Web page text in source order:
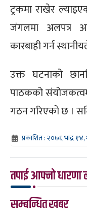
ट्रकमा राखेर
जंगलमा अलपत्र
कारबाही गर्न
उक्त घटनाको
पाठकको
गठन गरिएको छ ।
प्रकाशित : २०७६ भाद्र
तपाई आफ्नो
सम्बन्धित खबर